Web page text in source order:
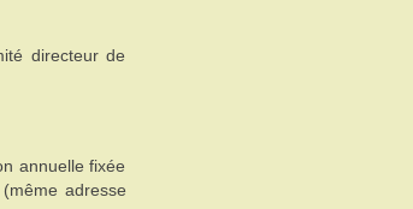
directeur de
annuelle fixée
adresse